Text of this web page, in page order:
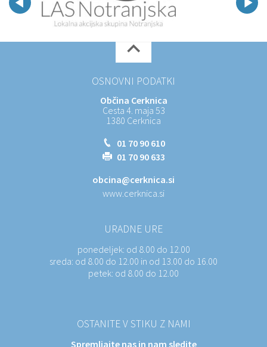
OSNOVNI PODATKI
Občina Cerknica
Cesta 4. maja 53
1380 Cerknica
01 70 90 610
01 70 90 633
obcina@cerknica.si
www.cerknica.si
URADNE URE
ponedeljek: od 8.00 do 12.00
sreda: od 8.00 do 12.00 in od 13.00 do 16.00
petek: od 8.00 do 12.00
OSTANITE V STIKU Z NAMI
Spremljajte nas in nam sledite